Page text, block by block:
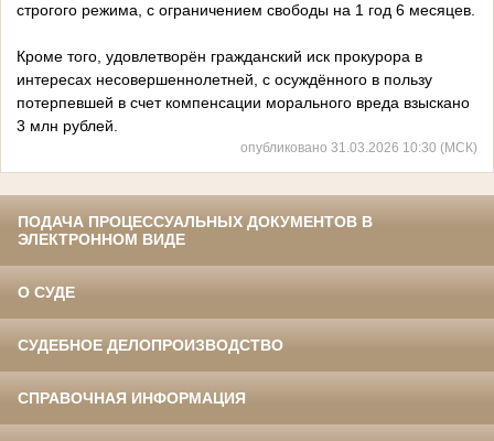
строгого режима, с ограничением свободы на 1 год 6 месяцев.
Кроме того, удовлетворён гражданский иск прокурора в
интересах несовершеннолетней, с осуждённого в пользу
потерпевшей в счет компенсации морального вреда взыскано
3 млн рублей.
опубликовано 31.03.2026 10:30 (МСК)
ПОДАЧА ПРОЦЕССУАЛЬНЫХ ДОКУМЕНТОВ В
ЭЛЕКТРОННОМ ВИДЕ
О СУДЕ
СУДЕБНОЕ ДЕЛОПРОИЗВОДСТВО
СПРАВОЧНАЯ ИНФОРМАЦИЯ